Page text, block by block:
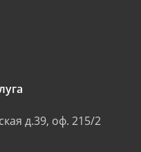
д.39, оф. 215/2